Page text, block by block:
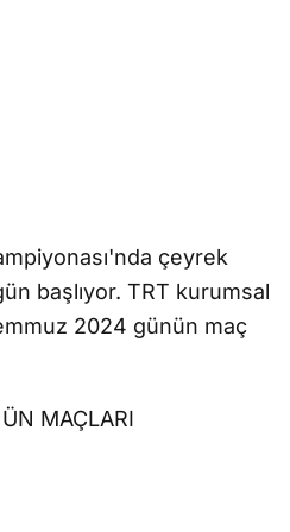
çeyrek
başlıyor. TRT kurumsal
2024 günün maç
MAÇLARI